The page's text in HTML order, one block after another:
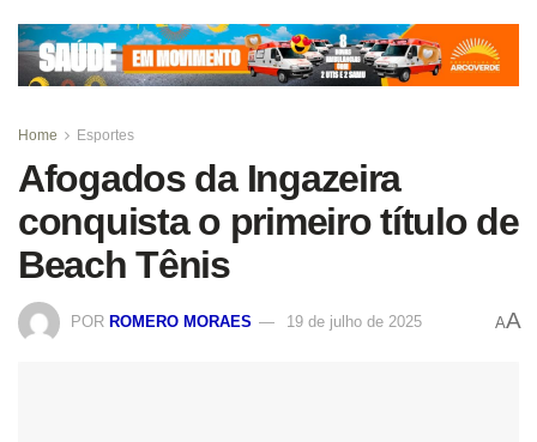
Home Esportes
Afogados da Ingazeira
conquista o primeiro título de
Beach Tênis
POR ROMERO MORAES 19 de julho de 2025 AA